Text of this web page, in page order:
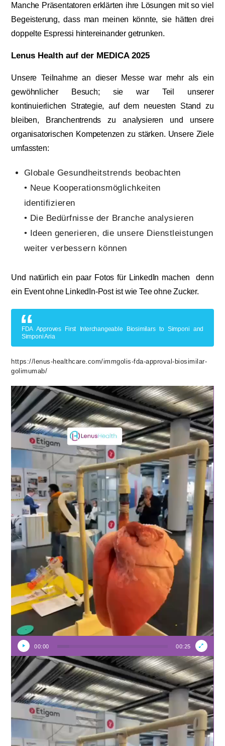
Manche Präsentatoren erklärten ihre Lösungen mit so viel
Begeisterung, dass man meinen könnte, sie hätten drei
doppelte Espressi hintereinander getrunken.
Lenus Health auf der MEDICA 2025
Unsere Teilnahme an dieser Messe war mehr als ein
gewöhnlicher Besuch; sie war Teil unserer
kontinuierlichen Strategie, auf dem neuesten Stand zu
bleiben, Branchentrends zu analysieren und unsere
organisatorischen Kompetenzen zu stärken. Unsere Ziele
umfassten:
Globale Gesundheitstrends beobachten
• Neue Kooperationsmöglichkeiten
identifizieren
• Die Bedürfnisse der Branche analysieren
• Ideen generieren, die unsere Dienstleistungen
weiter verbessern können
Und natürlich ein paar Fotos für LinkedIn machen denn
ein Event ohne LinkedIn-Post ist wie Tee ohne Zucker.
FDA Approves First Interchangeable Biosimilars to Simponi and
Simponi Aria
https://lenus-healthcare.com/immgolis-fda-approval-biosimilar-
golimumab/
Video-
Player
00:00 00:25
Video-
Player